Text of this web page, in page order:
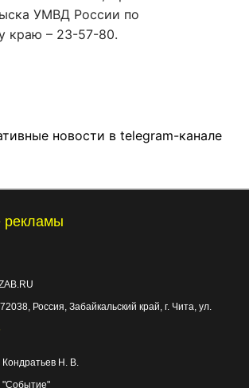
УМВД России по
краю – 23-57-80.
новости в telegram-канале
рекламы
, Россия, Забайкальский край, г. Чита, ул.
Кондратьев Н. В.
"Событие"